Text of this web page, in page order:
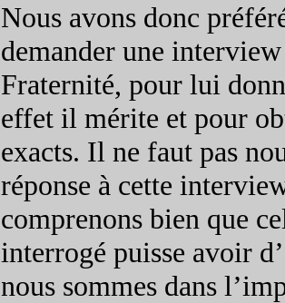
Nous avons donc
demander une
Fraternité, pour lui
effet il mérite et pour
exacts. Il ne faut pas
réponse à cette
comprenons bien que
interrogé puisse avoir
nous sommes dans